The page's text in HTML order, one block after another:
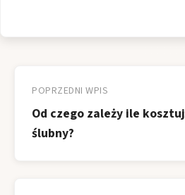
wpisu
POPRZEDNI WPIS
Od czego zależy ile
ślubny?